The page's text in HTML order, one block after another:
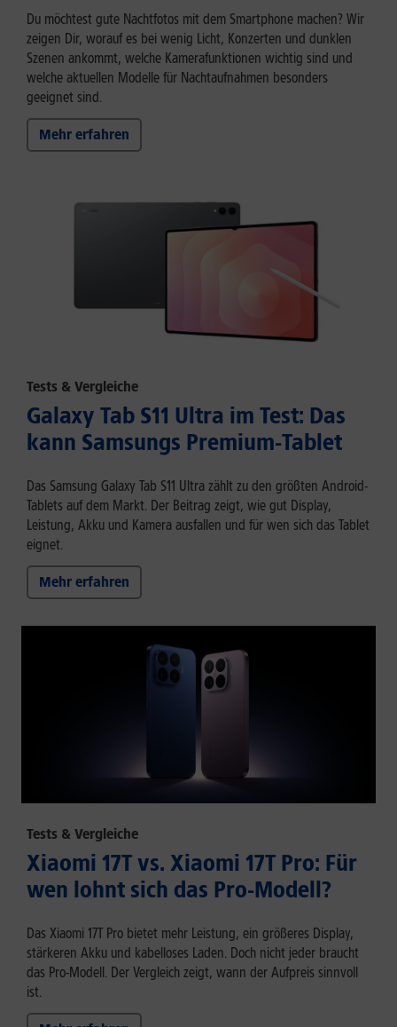
Du möchtest gute Nachtfotos mit dem Smartphone machen? Wir
zeigen Dir, worauf es bei wenig Licht, Konzerten und dunklen
Szenen ankommt, welche Kamerafunktionen wichtig sind und
welche aktuellen Modelle für Nachtaufnahmen besonders
geeignet sind.
Mehr erfahren
Tests & Vergleiche
Galaxy Tab S11 Ultra im Test: Das
kann Samsungs Premium-Tablet
Das Samsung Galaxy Tab S11 Ultra zählt zu den größten Android-
Tablets auf dem Markt. Der Beitrag zeigt, wie gut Display,
Leistung, Akku und Kamera ausfallen und für wen sich das Tablet
eignet.
Mehr erfahren
Tests & Vergleiche
Xiaomi 17T vs. Xiaomi 17T Pro: Für
wen lohnt sich das Pro-Modell?
Das Xiaomi 17T Pro bietet mehr Leistung, ein größeres Display,
stärkeren Akku und kabelloses Laden. Doch nicht jeder braucht
das Pro-Modell. Der Vergleich zeigt, wann der Aufpreis sinnvoll
ist.